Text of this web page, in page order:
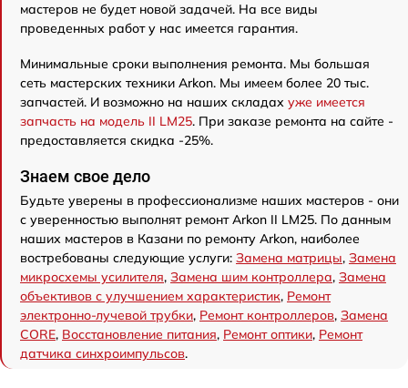
мастеров не будет новой задачей. На все виды
проведенных работ у нас имеется гарантия.
Минимальные сроки выполнения ремонта. Мы большая
сеть мастерских техники Arkon. Мы имеем более 20 тыс.
запчастей. И возможно на наших складах уже имеется
запчасть на модель II LM25. При заказе ремонта на сайте -
предоставляется скидка -25%.
Знаем свое дело
Будьте уверены в профессионализме наших мастеров - они
с уверенностью выполнят ремонт Arkon II LM25. По данным
наших мастеров в Казани по ремонту Arkon, наиболее
востребованы следующие услуги: Замена матрицы, Замена
микросхемы усилителя, Замена шим контроллера, Замена
объективов с улучшением характеристик, Ремонт
электронно-лучевой трубки, Ремонт контроллеров, Замена
CORE, Восстановление питания, Ремонт оптики, Ремонт
датчика синхроимпульсов.